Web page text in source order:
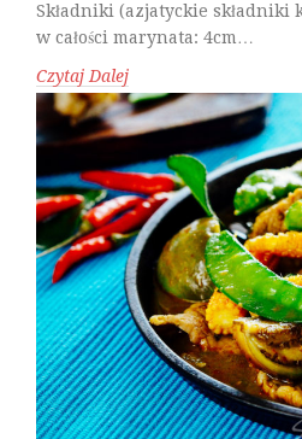
Składniki (azjatyckie
w całości marynata: 4cm…
Czytaj Dalej